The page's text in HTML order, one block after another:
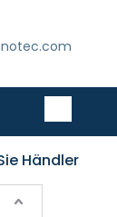
Händler